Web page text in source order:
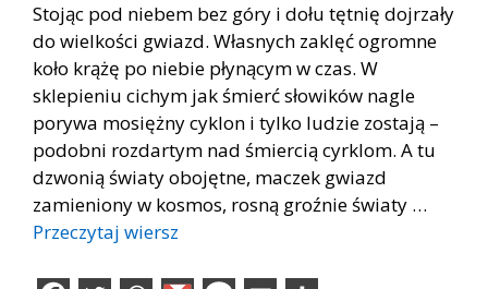
Stojąc pod niebem bez góry i dołu tętnię dojrzały
do wielkości gwiazd. Własnych zaklęć ogromne
koło krążę po niebie płynącym w czas. W
sklepieniu cichym jak śmierć słowików nagle
porywa mosiężny cyklon i tylko ludzie zostają –
podobni rozdartym nad śmiercią cyrklom. A tu
dzwonią światy obojętne, maczek gwiazd
zamieniony w kosmos, rosną groźnie światy …
Przeczytaj wiersz